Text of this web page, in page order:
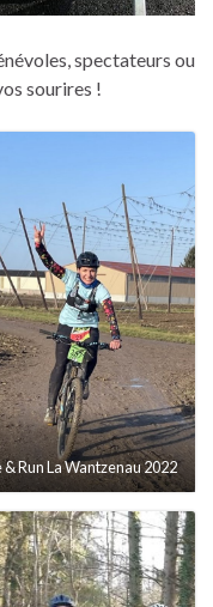
spectateurs ou
sourires !
& Run La Wantzenau 2022